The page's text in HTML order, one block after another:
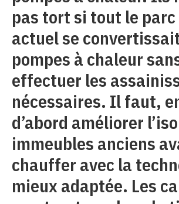
pas tort si tout le
actuel se
pompes à chaleur
effectuer les
nécessaires. Il faut,
d’abord améliorer
immeubles anciens
chauffer avec la
mieux adaptée. Les